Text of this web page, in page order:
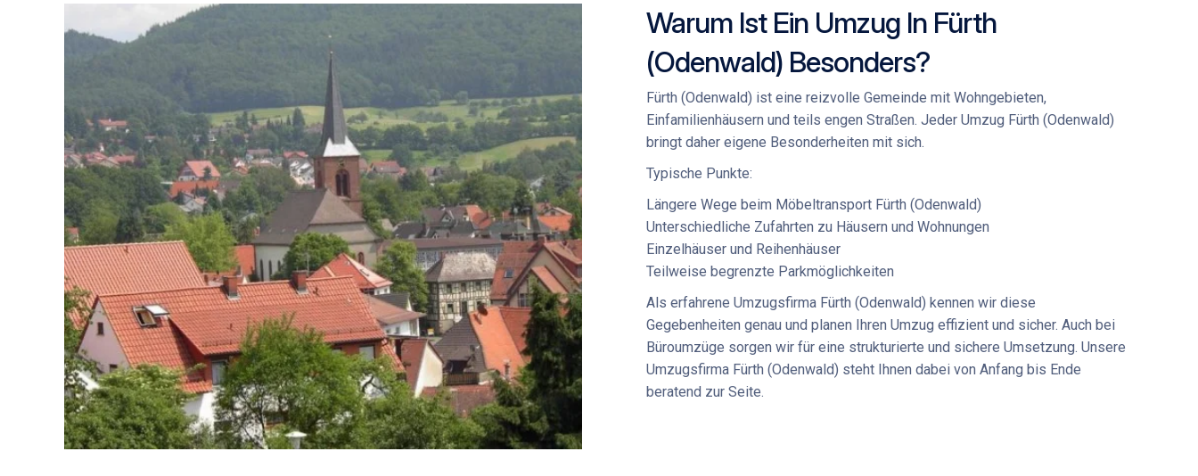
Warum Ist Ein Umzug In Fürth
(Odenwald) Besonders?
Fürth (Odenwald) ist eine reizvolle Gemeinde mit Wohngebieten,
Einfamilienhäusern und teils engen Straßen. JederUmzug Fürth (Odenwald)
bringt daher eigene Besonderheiten mit sich.
Typische Punkte:
Längere Wege beim Möbeltransport Fürth (Odenwald)
Unterschiedliche Zufahrten zu Häusern und Wohnungen
Einzelhäuser und Reihenhäuser
Teilweise begrenzte Parkmöglichkeiten
Als erfahreneUmzugsfirma Fürth (Odenwald) kennen wir diese
Gegebenheiten genau und planen Ihren Umzug effizient und sicher. Auch bei
Büroumzüge sorgen wir für eine strukturierte und sichere Umsetzung. Unsere
Umzugsfirma Fürth (Odenwald) steht Ihnen dabei von Anfang bis Ende
beratend zur Seite.